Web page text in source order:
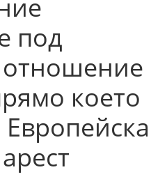
под
отношение
което